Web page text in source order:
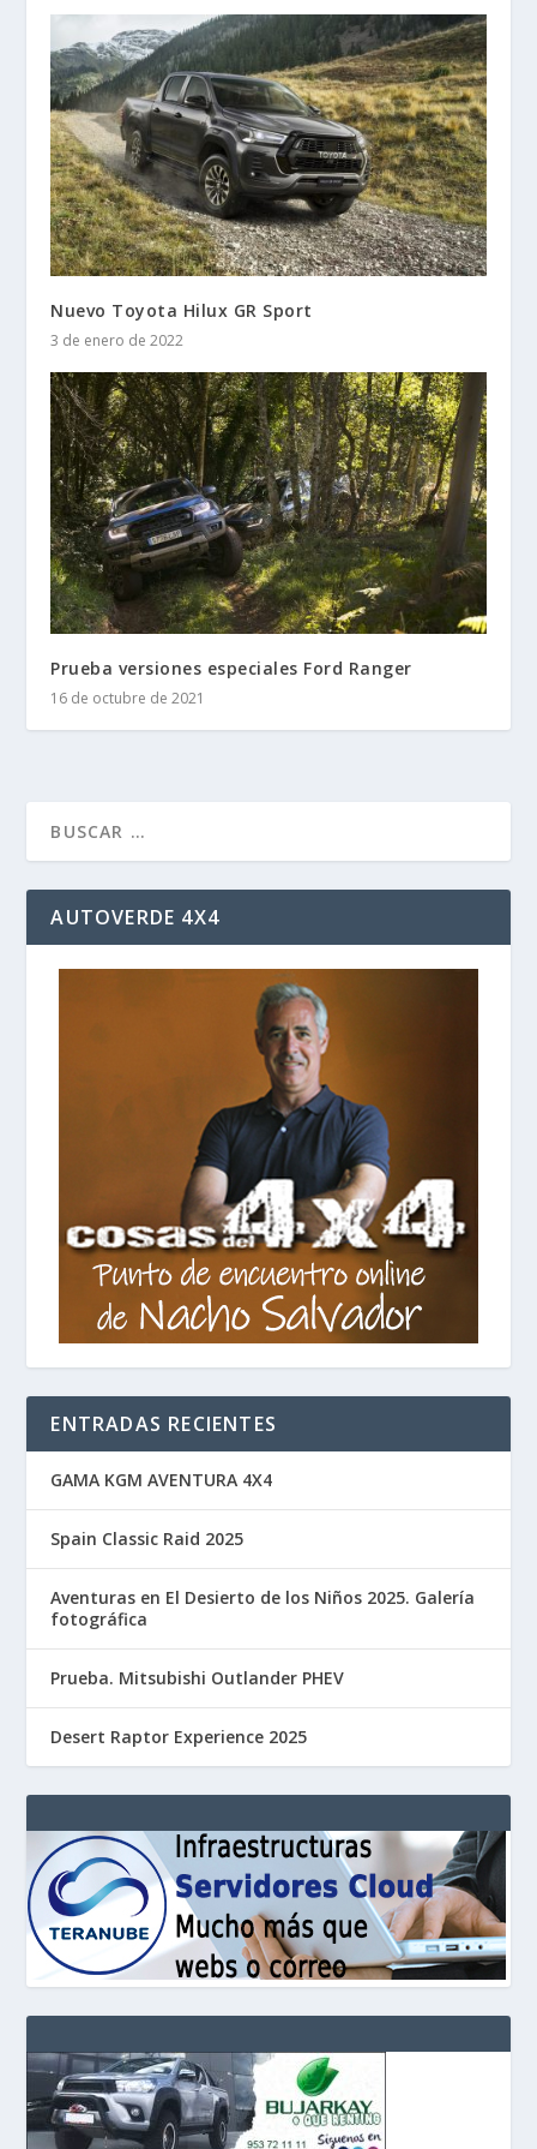
Nuevo Toyota Hilux GR Sport
3 de enero de 2022
Prueba versiones especiales Ford Ranger
16 de octubre de 2021
AUTOVERDE 4X4
ENTRADAS RECIENTES
GAMA KGM AVENTURA 4X4
Spain Classic Raid 2025
Aventuras en El Desierto de los Niños 2025. Galería
fotográfica
Prueba. Mitsubishi Outlander PHEV
Desert Raptor Experience 2025